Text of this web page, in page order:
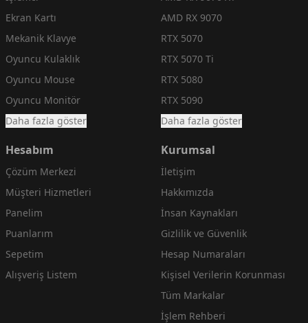
Ekran Kartı
Mekanik Klavye
Oyuncu Kulaklık
Oyuncu Mouse
Oyuncu Monitör
Daha fazla göster
AMD RX 9070
RTX 5070
RTX 5070 Ti
RTX 5080
RTX 5090
Daha fazla göster
Hesabım
Çözüm Merkezi
Müşteri Hizmetleri
Panelim
Puanlarım
Sepetim
Alışveriş Listem
Kurumsal
İletişim
Hakkımızda
İnsan Kaynakları
Gizlilik ve Güvenlik
Hesap Numaraları
Kişisel Verilerin Korunması
Tüm Markalar
İşlem Rehberi